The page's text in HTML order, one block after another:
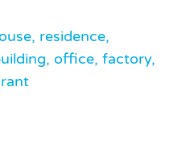
residence,
office, factory,